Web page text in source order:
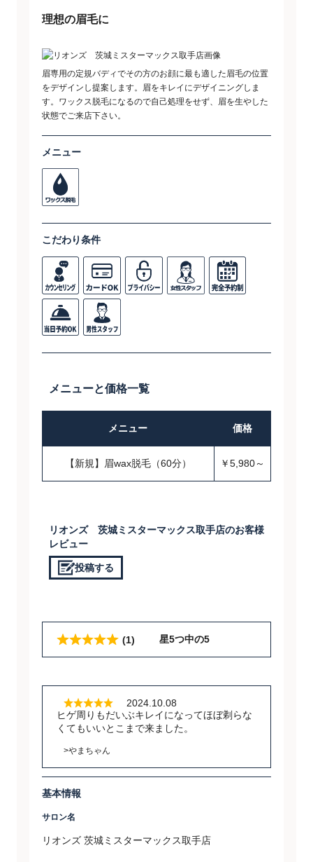
理想の眉毛に
眉専用の定規バディでその方のお顔に最も適した眉毛の位置
をデザインし提案します。眉をキレイにデザイニングしま
す。ワックス脱毛になるので自己処理をせず、眉を生やした
状態でご来店下さい。
メニュー
こだわり条件
メニューと価格一覧
メニュー 価格
【新規】眉wax脱毛（60分） ￥5,980～
リオンズ 茨城ミスターマックス取手店のお客様
レビュー
投稿する
(1) 星5つ中の5
2024.10.08
ヒゲ周りもだいぶキレイになってほぼ剃らな
くてもいいとこまで来ました。
>やまちゃん
基本情報
サロン名
リオンズ 茨城ミスターマックス取手店